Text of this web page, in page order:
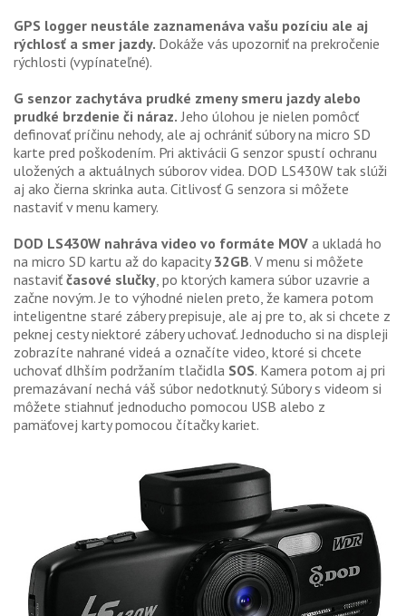
GPS logger neustále zaznamenáva vašu pozíciu ale aj
rýchlosť a smer jazdy. Dokáže vás upozorniť na prekročenie
rýchlosti (vypínateľné).
G senzor zachytáva prudké zmeny smeru jazdy alebo
prudké brzdenie či náraz. Jeho úlohou je nielen pomôcť
definovať príčinu nehody, ale aj ochrániť súbory na micro SD
karte pred poškodením. Pri aktivácii G senzor spustí ochranu
uložených a aktuálnych súborov videa. DOD LS430W tak slúži
aj ako čierna skrinka auta. Citlivosť G senzora si môžete
nastaviť v menu kamery.
DOD LS430W nahráva video vo formáte MOV a ukladá ho
na micro SD kartu až do kapacity 32GB. V menu si môžete
nastaviť časové slučky, po ktorých kamera súbor uzavrie a
začne novým. Je to výhodné nielen preto, že kamera potom
inteligentne staré zábery prepisuje, ale aj pre to, ak si chcete z
peknej cesty niektoré zábery uchovať. Jednoducho si na displeji
zobrazíte nahrané videá a označíte video, ktoré si chcete
uchovať dlhším podržaním tlačidla SOS. Kamera potom aj pri
premazávaní nechá váš súbor nedotknutý. Súbory s videom si
môžete stiahnuť jednoducho pomocou USB alebo z
pamäťovej karty pomocou čítačky kariet.